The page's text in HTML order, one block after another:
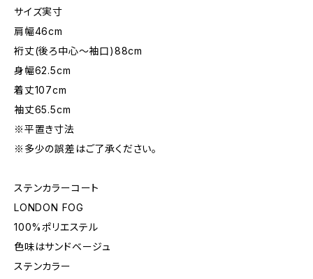
サイズ実寸
肩幅46cm
裄丈(後ろ中心〜袖口)88cm
身幅62.5cm
着丈107cm
袖丈65.5cm
※平置き寸法
※多少の誤差はご了承ください。
ステンカラーコート
LONDON FOG
100%ポリエステル
色味はサンドベージュ
ステンカラー